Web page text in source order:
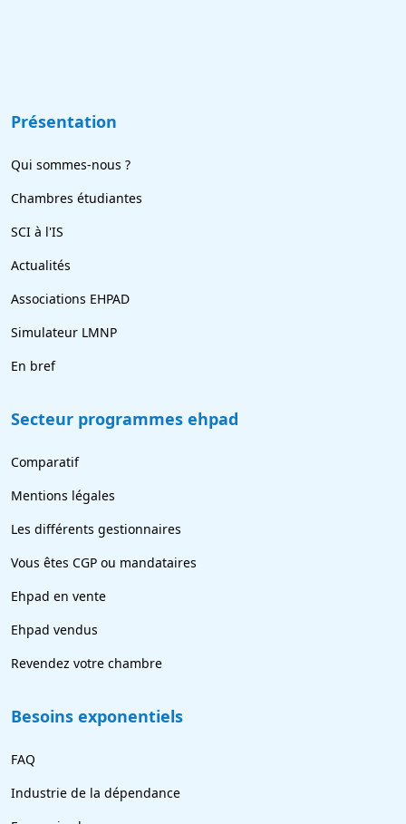
Présentation
Qui sommes-nous ?
Chambres étudiantes
SCI à l'IS
Actualités
Associations EHPAD
Simulateur LMNP
En bref
Secteur programmes ehpad
Comparatif
Mentions légales
Les différents gestionnaires
Vous êtes CGP ou mandataires
Ehpad en vente
Ehpad vendus
Revendez votre chambre
Besoins exponentiels
FAQ
Industrie de la dépendance